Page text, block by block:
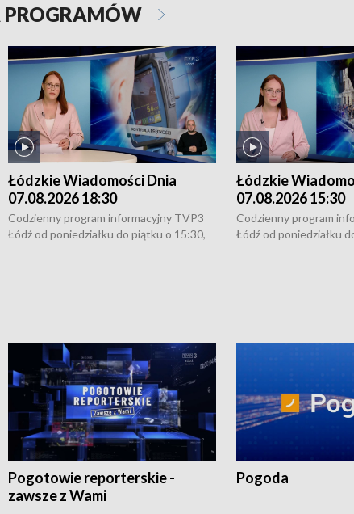
Łódzkie Wiadomości Dnia
07.08.2026 18:30
Codzienny program informacyjny TVP3
Łódź od poniedziałku do piątku o 15:30,
Łódzkie
07.08.2026 15:30
Codzienny program
Łódź od poniedziałku
Pogotowie reporterskie -
zawsze z Wami
Pogoda